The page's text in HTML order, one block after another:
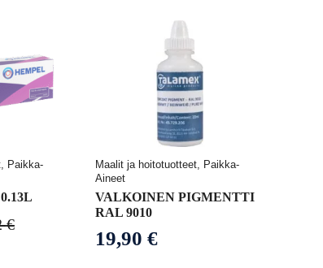
Paikka-
€
Maalit ja hoitotuotteet, Paikka-
Aineet
VALKOINEN PIGMENTTI
RAL 9010
19,90€